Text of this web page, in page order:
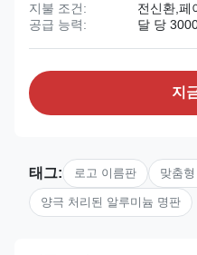
지불 조건:
전신환,페
공급 능력:
달 당
지
태그: 로고 이름판 맞춤
양극 처리된 알루미늄 명판